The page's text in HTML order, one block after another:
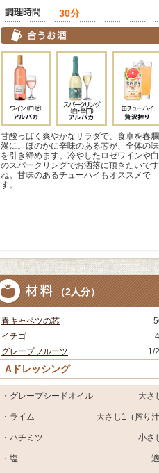
30分
甘酸っぱく爽やかなサラダで、食卓を春爛
漫に。ほのかに辛味のある芯が、全体の味
を引き締めます。冷やしたロゼワインや白
のスパークリングでお洒落に頂きたいです
ね。甘味のあるチューハイもオススメで
す。
（2人分）
春キャベツの芯
イチゴ
グレープフルーツ
1/
Aドレッシング
・グレープシードオイル 大さ
・ライム 大さじ1（搾り汁
・ハチミツ 小さ
・塩